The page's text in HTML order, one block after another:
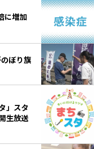
ぼり旗
」スタ
生放送